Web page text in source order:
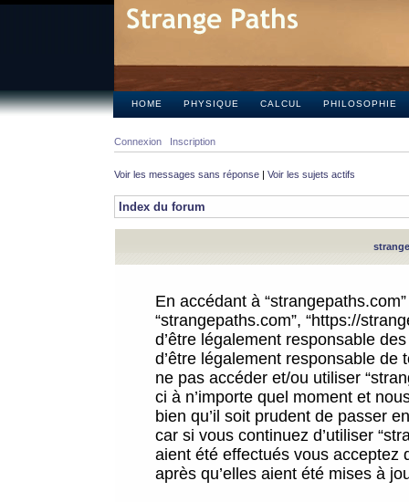
HOME PHYSIQUE CALCUL PHILOSOPHIE
Connexion Inscription
Voir les messages sans réponse | Voir les sujets actifs
Index du forum
En accédant à
“strangepaths.com”, “https://
d’être légalement responsable
d’être légalement responsable
ne pas accéder et/ou utiliser
ci à n’importe quel moment et
bien qu’il soit prudent de passer
car si vous continuez d’utiliser
aient été effectués vous acceptez
après qu’elles aient été mises à